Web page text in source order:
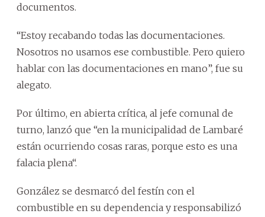
documentos.
“Estoy recabando todas las documentaciones.
Nosotros no usamos ese combustible. Pero quiero
hablar con las documentaciones en mano”, fue su
alegato.
Por último, en abierta crítica, al jefe comunal de
turno, lanzó que “en la municipalidad de Lambaré
están ocurriendo cosas raras, porque esto es una
falacia plena“.
González se desmarcó del festín con el
combustible en su dependencia y responsabilizó